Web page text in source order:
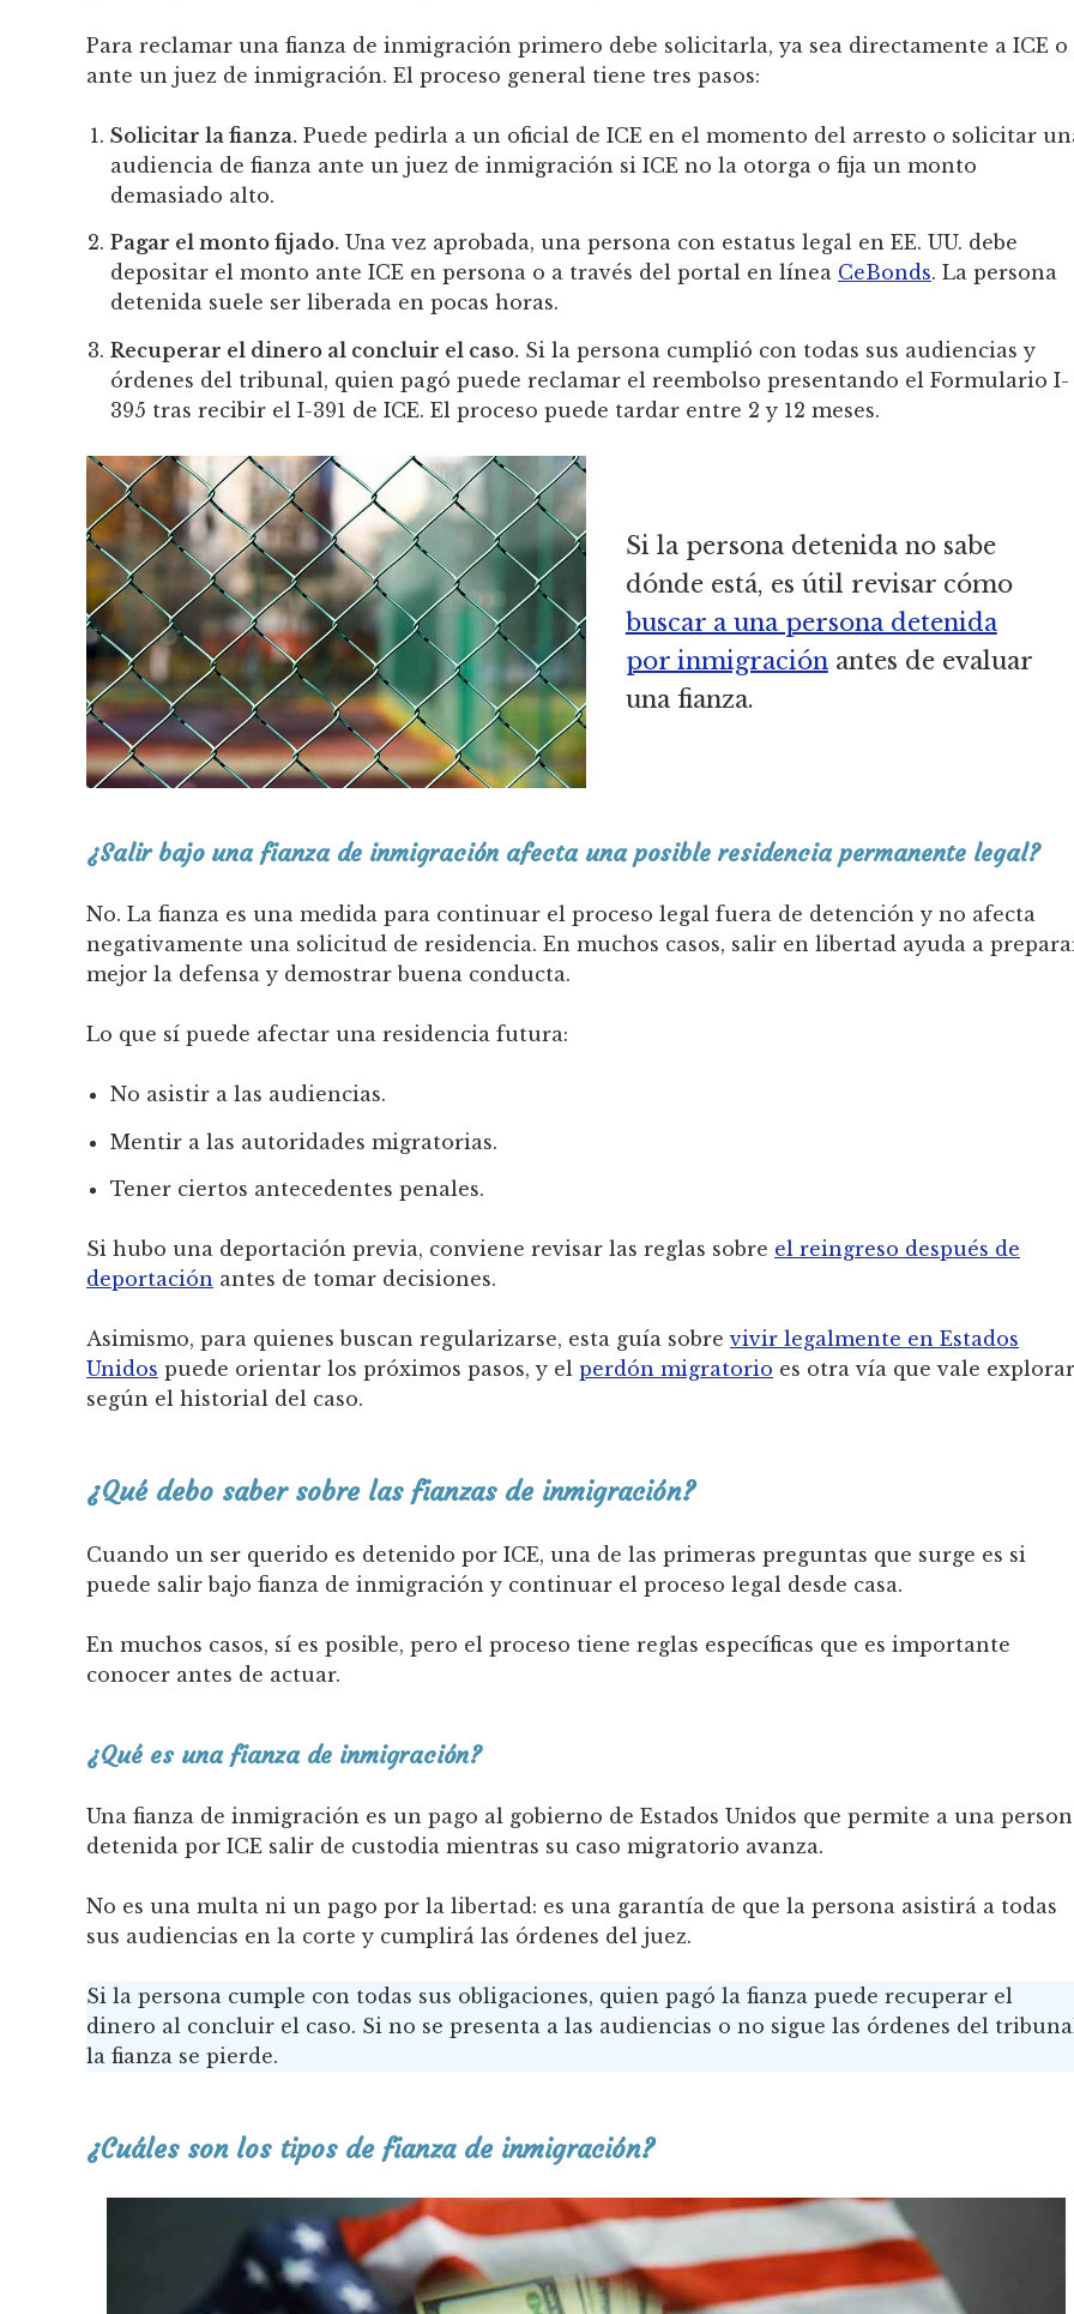
Para reclamar una fianza de inmigración primero debe solicitarla, ya sea directamente a ICE o
ante un juez de inmigración. El proceso general tiene tres pasos:
Solicitar la fianza. Puede pedirla a un oficial de ICE en el momento del arresto o solicitar
audiencia de fianza ante un juez de inmigración si ICE no la otorga o fija un monto
demasiado alto.
Pagar el monto fijado. Una vez aprobada, una persona con estatus legal en EE. UU. debe
depositar el monto ante ICE en persona o a través del portal en línea CeBonds. La persona
detenida suele ser liberada en pocas horas.
Recuperar el dinero al concluir el caso. Si la persona cumplió con todas sus audiencias y
órdenes del tribunal, quien pagó puede reclamar el reembolso presentando el Formulario I-
395 tras recibir el I-391 de ICE. El proceso puede tardar entre 2 y 12 meses.
Si la persona detenida no sabe
dónde está, es útil revisar cómo
buscar a una persona detenida
por inmigración antes de evaluar
una fianza.
¿Salir bajo una fianza de inmigración afecta una posible residencia permanente legal?
No. La fianza es una medida para continuar el proceso legal fuera de detención y no afecta
negativamente una solicitud de residencia. En muchos casos, salir en libertad ayuda a
mejor la defensa y demostrar buena conducta.
Lo que sí puede afectar una residencia futura:
No asistir a las audiencias.
Mentir a las autoridades migratorias.
Tener ciertos antecedentes penales.
Si hubo una deportación previa, conviene revisar las reglas sobre el reingreso después de
deportación antes de tomar decisiones.
Asimismo, para quienes buscan regularizarse, esta guía sobrevivir legalmente en Estados
Unidos puede orientar los próximos pasos, y el perdón migratorio es otra vía que vale explorar
según el historial del caso.
¿Qué debo saber sobre las fianzas de inmigración?
Cuando un ser querido es detenido por ICE, una de las primeras preguntas que surge es si
puede salir bajo fianza de inmigración y continuar el proceso legal desde casa.
En muchos casos, sí es posible, pero el proceso tiene reglas específicas que es importante
conocer antes de actuar.
¿Qué es una fianza de inmigración?
Una fianza de inmigración es un pago al gobierno de Estados Unidos que permite a una
detenida por ICE salir de custodia mientras su caso migratorio avanza.
No es una multa ni un pago por la libertad: es una garantía de que la persona asistirá a todas
sus audiencias en la corte y cumplirá las órdenes del juez.
Si la persona cumple con todas sus obligaciones, quien pagó la fianza puede recuperar el
dinero al concluir el caso. Si no se presenta a las audiencias o no sigue las órdenes del
la fianza se pierde.
¿Cuáles son los tipos de fianza de inmigración?